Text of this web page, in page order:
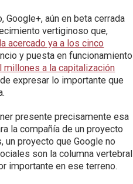
aún en beta cerrada
vertiginoso que,
acercado ya a los cinco
y puesta en funcionamiento
millones a la capitalización
expresar lo importante que
presente precisamente esa
la compañía de un proyecto
proyecto que Google no
son la columna vertebral
importante en ese terreno.